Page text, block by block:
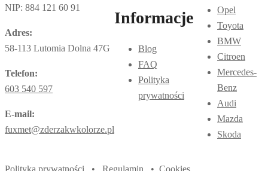
NIP: 884 121 60 91
Adres:
58-113 Lutomia Dolna 47G
Telefon:
603 540 597
E-mail:
fuxmet@zderzakwkolorze.pl
Informacje
Blog
FAQ
Polityka
prywatności
Opel
Toyota
BMW
Citroen
Mercedes-
Benz
Audi
Mazda
Skoda
Polityka prywatności • Regulamin • Cookies